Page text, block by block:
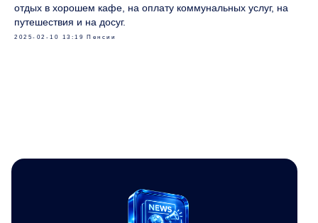
отдых в хорошем кафе, на оплату коммунальных услуг, на
путешествия и на досуг.
2025-02-10 13:19 Пенсии